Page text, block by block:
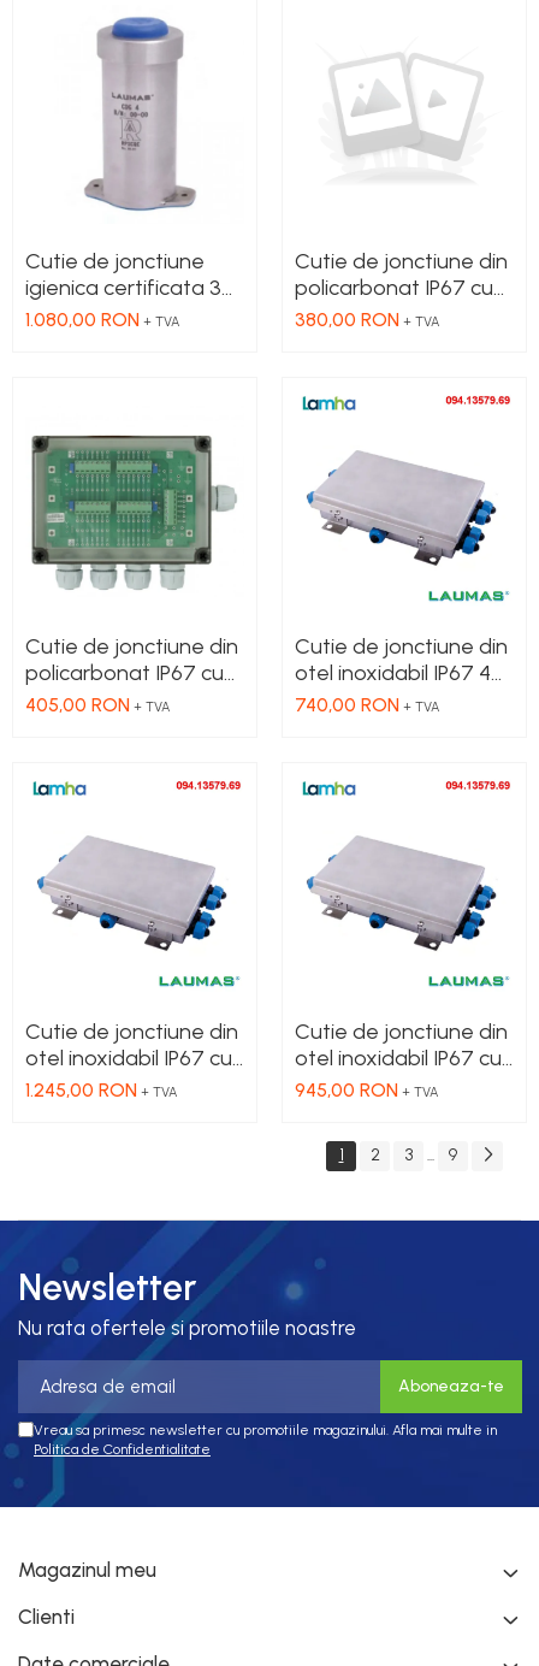
Cutie de jonctiune
igienica certificata 3a
din otel inoxidabil
1.080,00 RON + TVA
Cutie de jonctiune din
policarbonat IP67 cu
4+1 presetupa de
380,00 RON + TVA
Cutie de jonctiune din
policarbonat IP67 cu
4+1 fitinguri pvc si
405,00 RON + TVA
Cutie de jonctiune din
otel inoxidabil IP67 4+1
preseupa din
platforma model p;
tamb=+60°c
740,00 RON + TVA
Cutie de jonctiune din
otel inoxidabil IP67 cu
8+1 presunte din
1.245,00 RON + TVA
Cutie de jonctiune din
otel inoxidabil IP67 cu
8+1 presunte din
egalizare si protectie
la socuri
945,00 RON + TVA
1 2 3 ... 9
Newsletter
Nu rata ofertele si promotiile noastre
Vreau sa primesc newsletter cu promotiile magazinului. Afla mai multe in
Politica de Confidentialitate
Magazinul meu
Clienti